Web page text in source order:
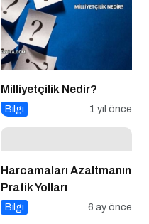
Milliyetçilik Nedir?
Bilgi 1 yıl önce
Harcamaları Azaltmanın
Pratik Yolları
Bilgi 6 ay önce